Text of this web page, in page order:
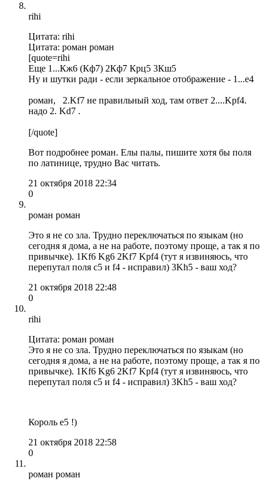
rihi
Цитата: rihi
Цитата: роман роман
[quote=rihi
Еще 1...Кж6 (Кф7) 2Кф7 Крц5 3Кш5
Ну и шутки ради - если зеркальное отображение - 1...е4
роман, 2.Kf7 не правильный ход, там ответ 2....Kpf4.
надо 2. Kd7 .
[/quote]
Вот подробнее роман. Елы палы, пишите хотя бы поля
по латинице, трудно Вас читать.
21 октября 2018 22:34
0
роман роман
Это я не со зла. Трудно переключаться по языкам (но
сегодня я дома, а не на работе, поэтому проще, а так я по
привычке). 1Kf6 Kg6 2Kf7 Kpf4 (тут я извиняюсь, что
перепутал поля с5 и f4 - исправил) 3Kh5 - ваш ход?
21 октября 2018 22:48
0
rihi
Цитата: роман роман
Это я не со зла. Трудно переключаться по языкам (но
сегодня я дома, а не на работе, поэтому проще, а так я по
привычке). 1Kf6 Kg6 2Kf7 Kpf4 (тут я извиняюсь, что
перепутал поля с5 и f4 - исправил) 3Kh5 - ваш ход?
Король e5 !)
21 октября 2018 22:58
0
роман роман